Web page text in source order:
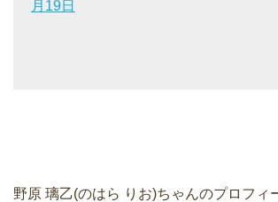
月19日
野原 璃乙(のはら りお)ちゃんのプロフィ